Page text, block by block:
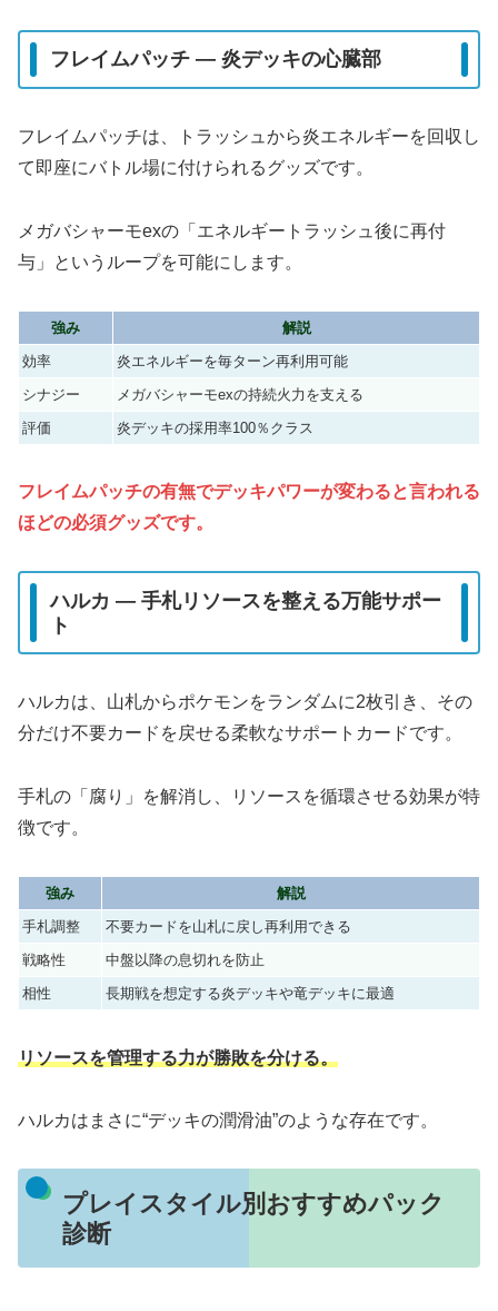
フレイムパッチ ― 炎デッキの心臓部
フレイムパッチは、トラッシュから炎エネルギーを回収し
て即座にバトル場に付けられるグッズです。
メガバシャーモexの「エネルギートラッシュ後に再付
与」というループを可能にします。
強み
解説
効率
炎エネルギーを毎ターン再利用可能
シナジー
メガバシャーモexの持続火力を支える
評価
炎デッキの採用率100％クラス
フレイムパッチの有無でデッキパワーが変わると言われる
ほどの必須グッズです。
ハルカ ― 手札リソースを整える万能サポー
ト
ハルカは、山札からポケモンをランダムに2枚引き、その
分だけ不要カードを戻せる柔軟なサポートカードです。
手札の「腐り」を解消し、リソースを循環させる効果が特
徴です。
強み
解説
手札調整
不要カードを山札に戻し再利用できる
戦略性
中盤以降の息切れを防止
相性
長期戦を想定する炎デッキや竜デッキに最適
リソースを管理する力が勝敗を分ける。
ハルカはまさに“デッキの潤滑油”のような存在です。
プレイスタイル別おすすめパック
診断